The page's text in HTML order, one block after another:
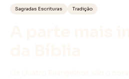
Sagradas Escrituras Tradição